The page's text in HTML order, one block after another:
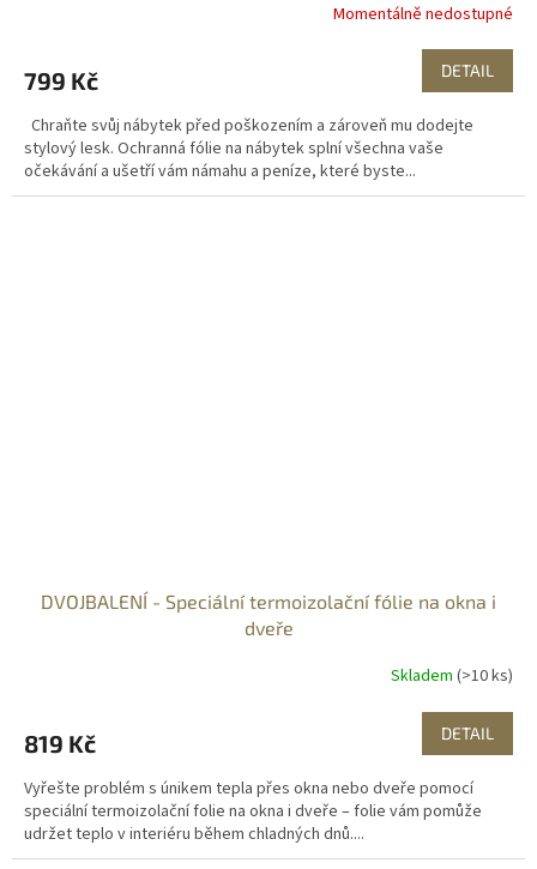
Momentálně nedostupné
799 Kč DETAIL
Chraňte svůj nábytek před poškozením a zároveň mu dodejte
stylový lesk. Ochranná fólie na nábytek splní všechna vaše
očekávání a ušetří vám námahu a peníze, které byste...
DVOJBALENÍ - Speciální termoizolační fólie na okna i
dveře
Skladem (>10 ks)
819 Kč DETAIL
Vyřešte problém s únikem tepla přes okna nebo dveře pomocí
speciální termoizolační folie na okna i dveře – folie vám pomůže
udržet teplo v interiéru během chladných dnů....